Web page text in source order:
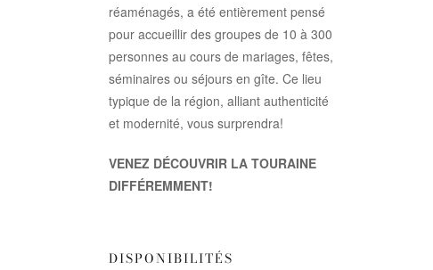
réaménagés, a été entièrement pensé
pour accueillir des groupes de 10 à 300
personnes au cours de mariages, fêtes,
séminaires ou séjours en gîte. Ce lieu
typique de la région, alliant authenticité
et modernité, vous surprendra!
VENEZ DÉCOUVRIR LA TOURAINE
DIFFÉREMMENT!
DISPONIBILITÉS